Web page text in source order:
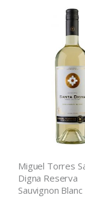
Miguel Torres
Digna Reserva
Sauvignon